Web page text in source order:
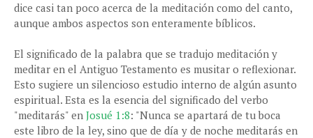
dice casi tan poco acerca de la meditación como del canto,
aunque ambos aspectos son enteramente bíblicos.
El significado de la palabra que se tradujo meditación y
meditar en el Antiguo Testamento es musitar o reflexionar.
Esto sugiere un silencioso estudio interno de algún asunto
espiritual. Esta es la esencia del significado del verbo
"meditarás" en Josué 1:8: "Nunca se apartará de tu boca
este libro de la ley, sino que de día y de noche meditarás en